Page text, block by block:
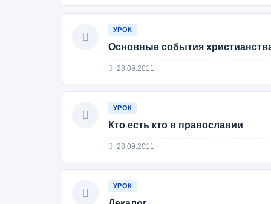
УРОК
Основные события
28.09.2011
УРОК
Кто есть кто в православии
28.09.2011
УРОК